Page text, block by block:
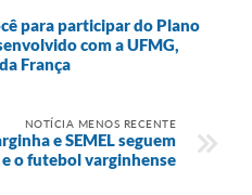
para participar do Plano
com a UFMG,
França
NOTÍCIA MENOS RECENTE
e SEMEL seguem
o futebol varginhense